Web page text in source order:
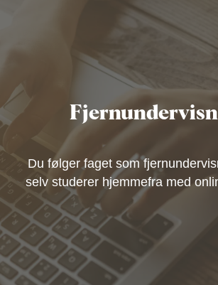
Du følger faget som
selv studerer hjemmefra med